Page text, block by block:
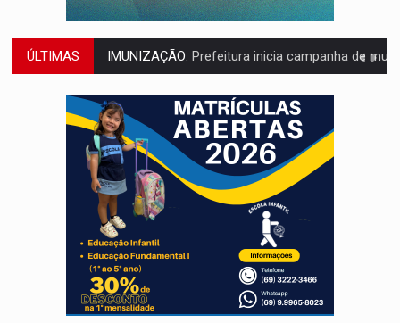
ÚLTIMAS QUIRINUS:Draco faz operação para prender faccionados que atacaram
TRAFICANTE PRESO:Operação Brasil Contra o Crime apreende quase meia
SUPER EL NIÑO:Trabalho inédito vai garantir água potável para
FAMÍLIA MORREU:Identificadas as cinco vítimas de acidente na BR-364,
BRASIL CONTRA O CRIME:Acusado de guardar armas de facção é preso com
TRAGÉDIA: Sobe para cinco o número de mortos em colisão entre carreta e
TRANSPORTE DE ARROZ:MPF assegura cumprimento da legislação sobre transporte
DEEPFAKE: Sancionada lei contra violência sexual infantil na